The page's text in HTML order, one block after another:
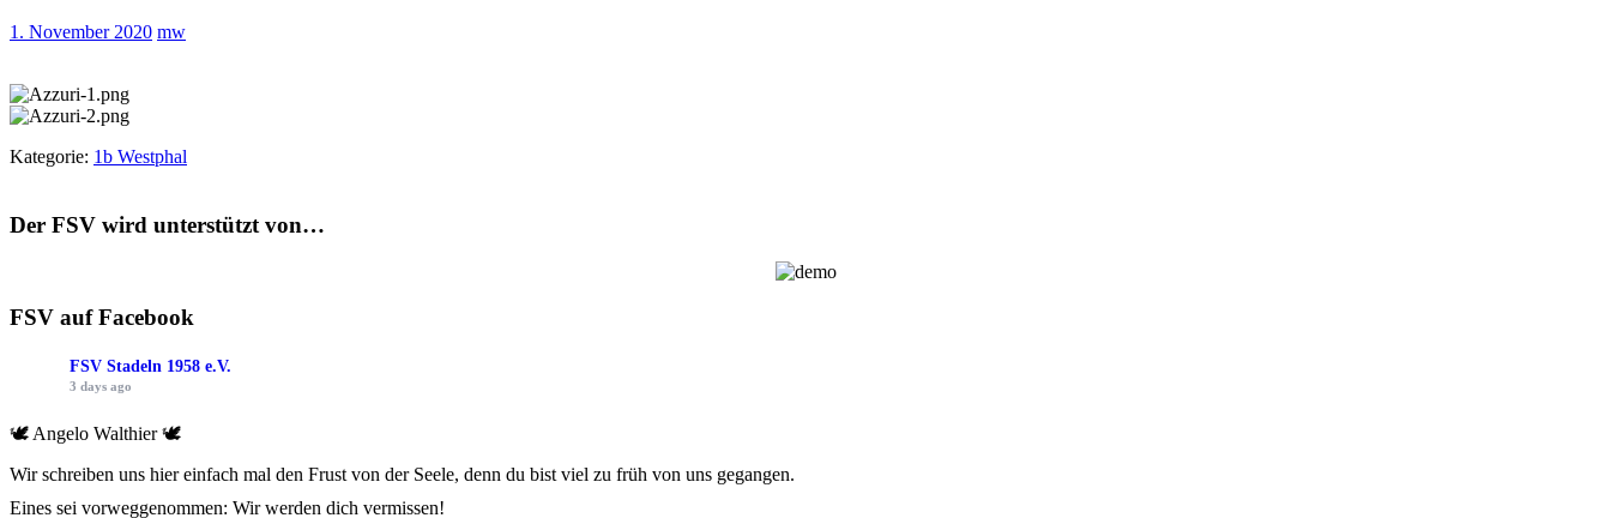
1. November 2020 mw
Kategorie: 1b Westphal
Der FSV wird unterstützt von…
FSV auf Facebook
FSV Stadeln 1958 e.V.
3 days ago
🕊 Angelo Walthier 🕊
Wir schreiben uns hier einfach mal den Frust von der Seele, denn du bist viel zu früh von uns gegangen.
Eines sei vorweggenommen: Wir werden dich vermissen!